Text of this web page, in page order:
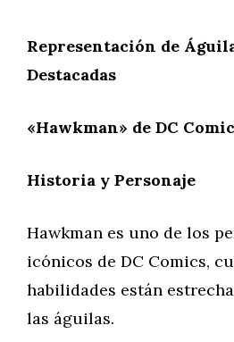
Representación de
Destacadas
«Hawkman» de DC
Historia y Personaje
Hawkman es uno de los
icónicos de DC Comics,
habilidades están
las águilas.